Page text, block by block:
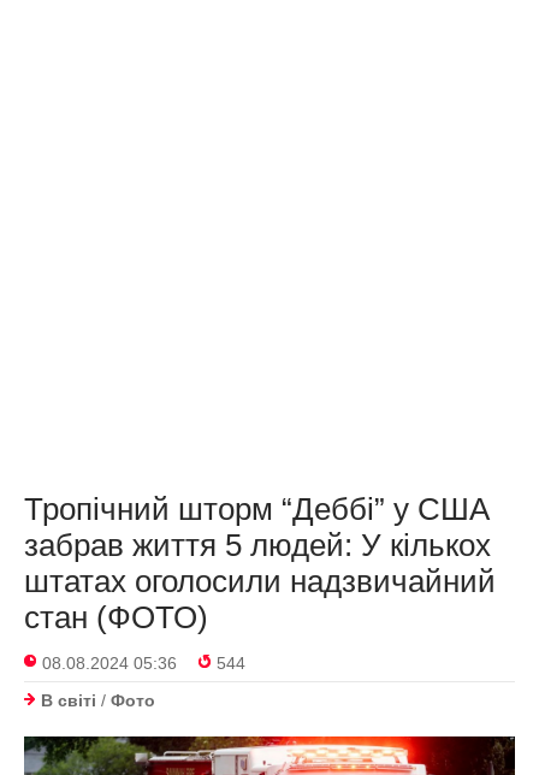
Тропічний шторм “Деббі” у США
забрав життя 5 людей: У кількох
штатах оголосили надзвичайний
стан (ФОТО)
08.08.2024 05:36
544
В світі / Фото